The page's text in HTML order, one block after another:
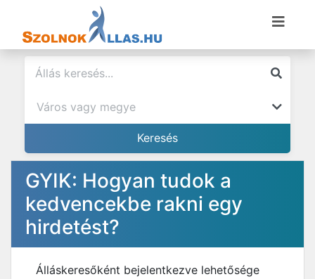
GYIK: Hogyan tudok a
kedvencekbe rakni egy
hirdetést?
Álláskeresőként bejelentkezve lehetősége